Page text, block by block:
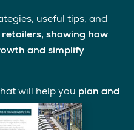
useful tips, and
showing how
and simplify
will help you plan and
.